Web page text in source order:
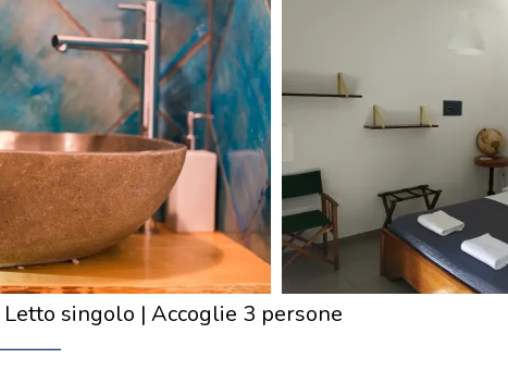
Letto singolo | Accoglie 3 persone